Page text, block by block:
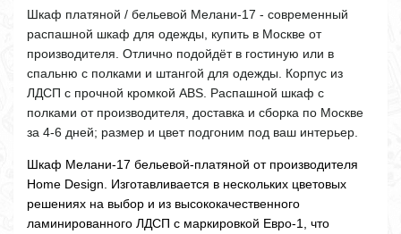
Шкаф платяной / бельевой Мелани-17 - современный
распашной шкаф для одежды, купить в Москве от
производителя. Отлично подойдёт в гостиную или в
спальню с полками и штангой для одежды. Корпус из
ЛДСП с прочной кромкой ABS. Распашной шкаф с
полками от производителя, доставка и сборка по Москве
за 4-6 дней; размер и цвет подгоним под ваш интерьер.
Шкаф Мелани-17 бельевой-платяной от производителя
Home Design. Изготавливается в нескольких цветовых
решениях на выбор и из высококачественного
ламинированного ЛДСП с маркировкой Евро-1, что